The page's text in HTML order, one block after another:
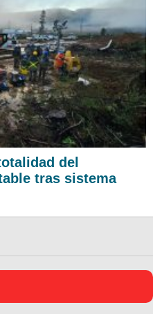
del
tras sistema